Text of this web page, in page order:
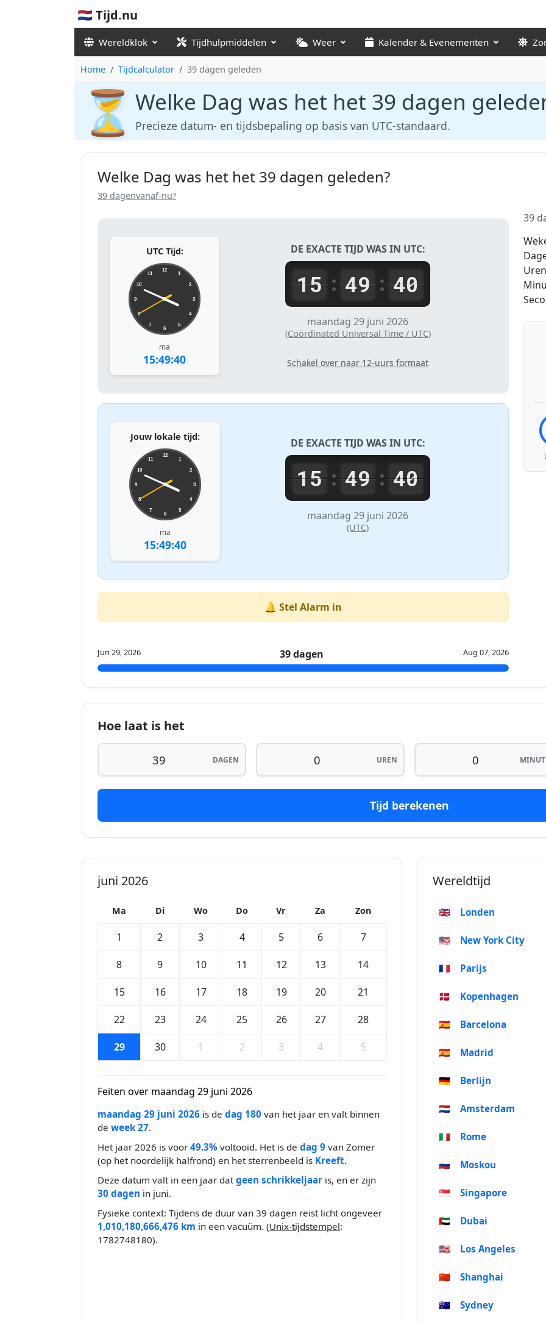
🇳🇱 Tijd.nu
Wereldklok Tijdhulpmiddelen Weer Kalender & Evenementen
Home Tijdcalculator 39 dagen geleden
⏳ Welke Dag was het het 39 dagen
Precieze datum- en tijdsbepaling op basis van UTC-standaard.
Welke Dag was het het 39 dagen geleden?
39 dagenvanaf-nu?
UTC Tijd:
12
1
2
3
4
5
6
7
8
9
10
11
ma
15:49:40
DE EXACTE TIJD WAS IN UTC:
15 : 49 : 40
maandag 29 juni 2026
(Coördinated Universal Time / UTC)
Schakel over naar 12-uurs formaat
Jouw lokale tijd:
12
1
2
3
4
5
6
7
8
9
10
11
ma
15:49:40
DE EXACTE TIJD WAS IN UTC:
15 : 49 : 40
maandag 29 juni 2026
(UTC)
🔔 Stel Alarm in
Jun 29, 2026 39 dagen Aug 07, 2026
39
Uren
Hoe laat is het
DAGEN UREN
Tijd berekenen
juni 2026
Ma Di Wo Do Vr Za Zon
1 2 3 4 5 6 7
8 9 10 11 12 13 14
15 16 17 18 19 20 21
22 23 24 25 26 27 28
29 30 1 2 3 4 5
Feiten over maandag 29 juni 2026
maandag 29 juni 2026 is de dag 180 van het jaar en valt binnen
de week 27.
Het jaar 2026 is voor 49.3% voltooid. Het is de dag 9 van Zomer
(op het noordelijk halfrond) en het sterrenbeeld is Kreeft.
Deze datum valt in een jaar datgeen schrikkeljaar is, en er zijn
30 dagen in juni.
Fysieke context: Tijdens de duur van 39 dagen reist licht ongeveer
1,010,180,666,476 km in een vacuüm. (Unix-tijdstempel:
1782748180).
Wereldtijd
🇬🇧 Londen
🇺🇸 New York City
🇫🇷 Parijs
🇩🇰 Kopenhagen
🇪🇸 Barcelona
🇪🇸 Madrid
🇩🇪 Berlijn
🇳🇱 Amsterdam
🇮🇹 Rome
🇷🇺 Moskou
🇸🇬 Singapore
🇦🇪 Dubai
🇺🇸 Los Angeles
🇨🇳 Shanghai
🇦🇺 Sydney